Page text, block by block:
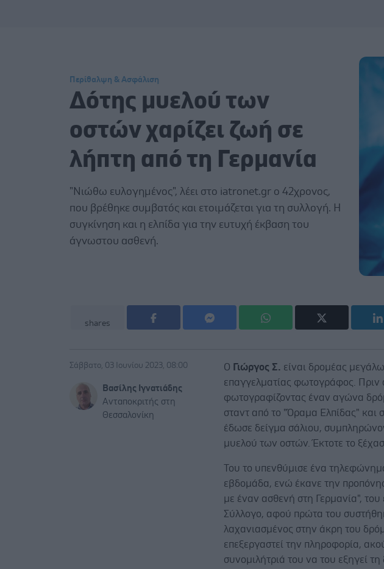
Περίθαλψη & Ασφάλιση
Δότης μυελού των
οστών χαρίζει ζωή σε
λήπτη από τη Γερμανία
"Νιώθω ευλογημένος", λέει στο iatronet.gr ο 42χρονος,
που βρέθηκε συμβατός και ετοιμάζεται για τη συλλογή. Η
συγκίνηση και η ελπίδα για την ευτυχή έκβαση του
άγνωστου ασθενή.
shares
Σάββατο, 03 Ιουνίου 2023, 08:00
Βασίλης Ιγνατιάδης
Ανταποκριτής στη
Θεσσαλονίκη
Ο Γιώργος Σ. είναι δρομέας
επαγγελματίας φωτογράφος. Πριν
φωτογραφίζοντας έναν αγώνα
σταντ από το "Όραμα Ελπίδας" και
έδωσε δείγμα σάλιου,
μυελού των οστών. Έκτοτε το
Του το υπενθύμισε ένα
εβδομάδα, ενώ έκανε την
με έναν ασθενή στη Γερμανία", του
Σύλλογο, αφού πρώτα του
λαχανιασμένος στην άκρη του
επεξεργαστεί την πληροφορία,
συνομιλήτριά του να του εξηγεί τη